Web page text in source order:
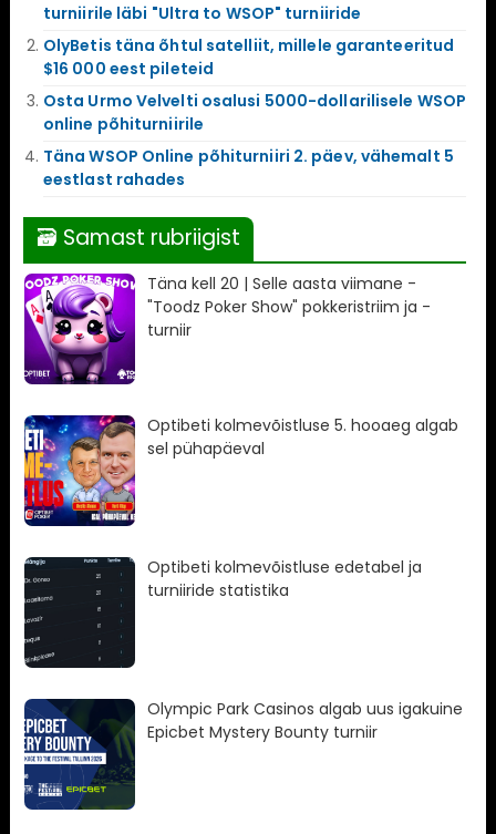
turniirile läbi "Ultra to WSOP" turniiride
OlyBetis täna õhtul satelliit, millele garanteeritud
$16 000 eest pileteid
Osta Urmo Velvelti osalusi 5000-dollarilisele WSOP
online põhiturniirile
Täna WSOP Online põhiturniiri 2. päev, vähemalt 5
eestlast rahades
🗃 Samast rubriigist
Täna kell 20 | Selle aasta viimane -
"Toodz Poker Show" pokkeristriim ja -
turniir
Optibeti kolmevõistluse 5. hooaeg algab
sel pühapäeval
Optibeti kolmevõistluse edetabel ja
turniiride statistika
Olympic Park Casinos algab uus igakuine
Epicbet Mystery Bounty turniir